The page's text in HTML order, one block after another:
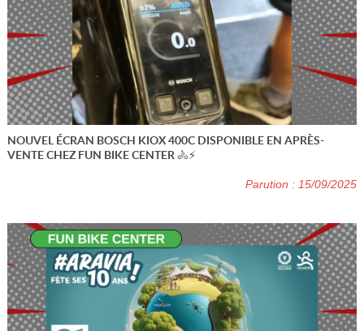
NOUVEL ÉCRAN BOSCH KIOX 400C DISPONIBLE EN APRÈS-
VENTE CHEZ FUN BIKE CENTER 🚴⚡
Parution : 15/09/2025